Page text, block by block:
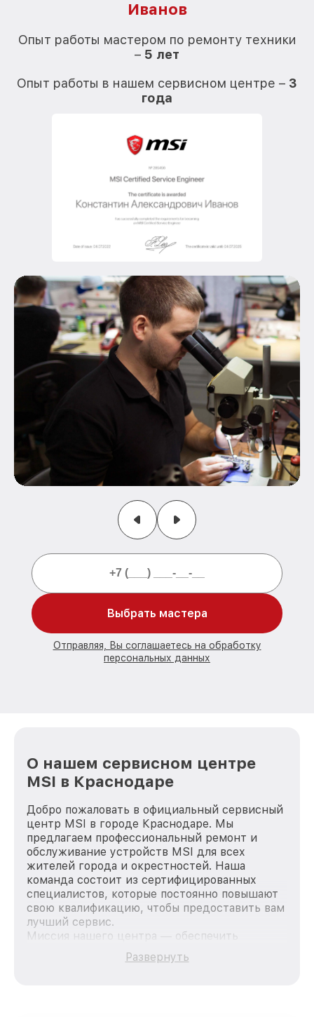
Иванов
Опыт работы мастером по ремонту техники
– 5 лет
Опыт работы в нашем сервисном центре – 3
года
Выбрать мастера
Отправляя, Вы соглашаетесь на обработку
персональных данных
О нашем сервисном центре
MSI в Краснодаре
Добро пожаловать в официальный сервисный
центр MSI в городе Краснодаре. Мы
предлагаем профессиональный ремонт и
обслуживание устройств MSI для всех
жителей города и окрестностей. Наша
команда состоит из сертифицированных
специалистов, которые постоянно повышают
свою квалификацию, чтобы предоставить вам
лучший сервис.
Миссия нашего центра — обеспечить
качественный и доступный ремонт для
каждого пользователя продукции MSI, вне
Развернуть